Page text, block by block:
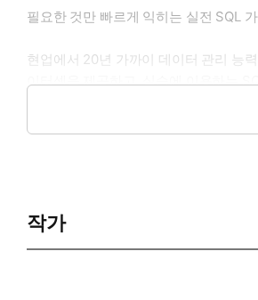
필요한 것만 빠르게 익히는 실전 SQL
현업에서 20년 가까이 데이터 관리 능
이터셋을 제공하고, 실습에 이용하는
로 온라인 음반 회사의 판매 데이터를
작가